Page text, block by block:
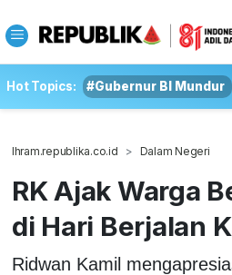
Hot Topics: #Gubernur BI Mundur
Ihram.republika.co.id Dalam Negeri
RK Ajak Warga
di Hari Berjalan
Ridwan Kamil